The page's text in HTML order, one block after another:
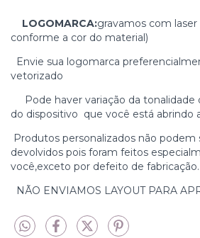
LOGOMARCA:gravamos com laser
conforme a cor do material)
Envie sua logomarca
vetorizado
Pode haver variação da tonalidade
do dispositivo que você está abrindo
Produtos personalizados não podem
devolvidos pois foram feitos
você,exceto por defeito de fabricação.
NÃO ENVIAMOS LAYOUT PARA